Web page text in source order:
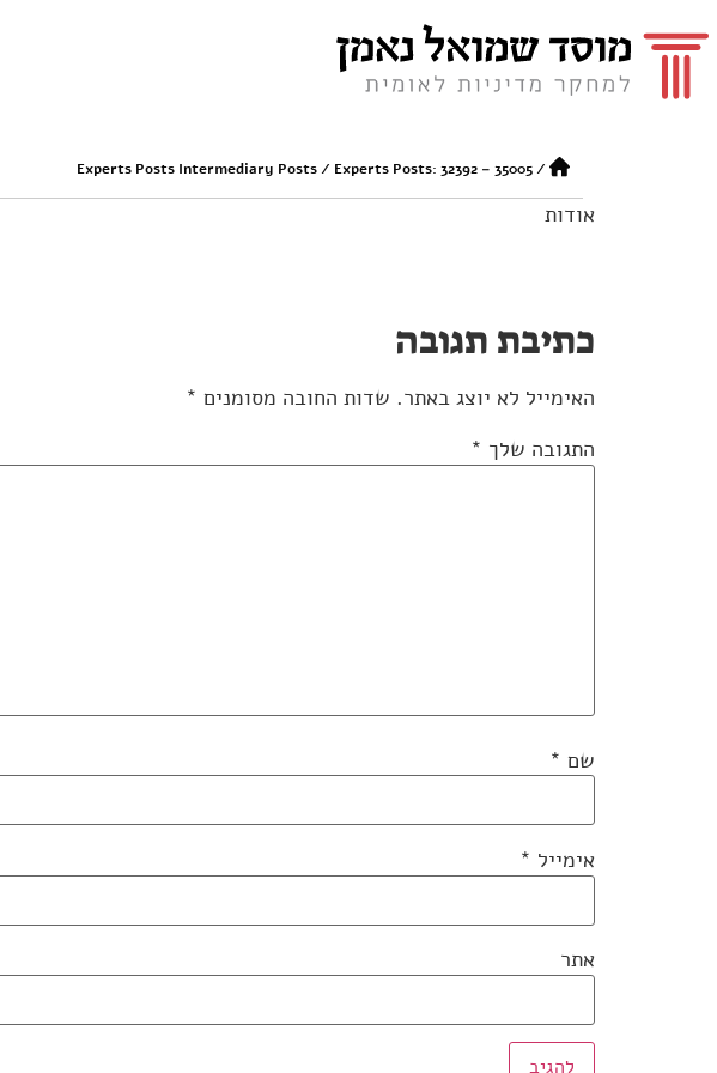
/
Experts Posts Intermediary Posts/ Experts Posts: 32392 – 35005
אודות
כתיבת תגובה
האימייל לא יוצג באתר. שדות החובה מסומנים *
התגובה שלך *
שם *
אימייל *
אתר